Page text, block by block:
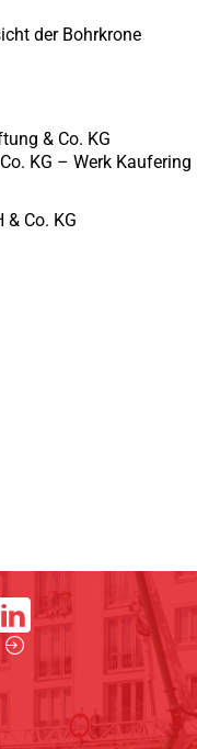
der Bohrkrone
& Co. KG
KG – Werk Kaufering
& Co. KG